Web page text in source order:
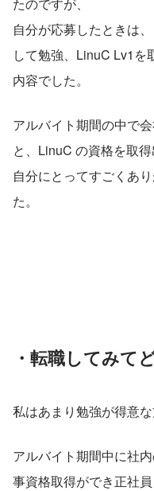
自分が応募したときは
して勉強、LinuC Lv1を
内容でした。
アルバイト期間の中で
と、LinuC の資格を取
自分にとってすごくあ
た。
・転職してみて
私はあまり勉強が得意
アルバイト期間中に社
事資格取得ができ正社